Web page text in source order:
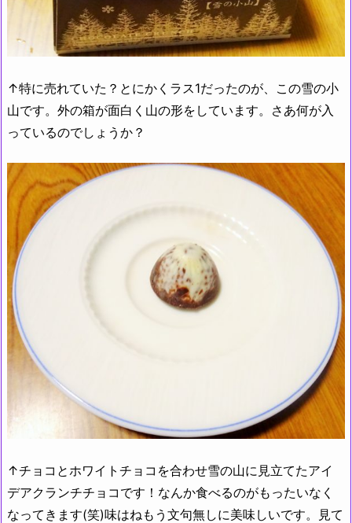
↑特に売れていた？とにかくラス1だったのが、この雪の小
山です。外の箱が面白く山の形をしています。さあ何が入
っているのでしょうか？
↑チョコとホワイトチョコを合わせ雪の山に見立てたアイ
デアクランチチョコです！なんか食べるのがもったいなく
なってきます(笑)味はねもう文句無しに美味しいです。見て